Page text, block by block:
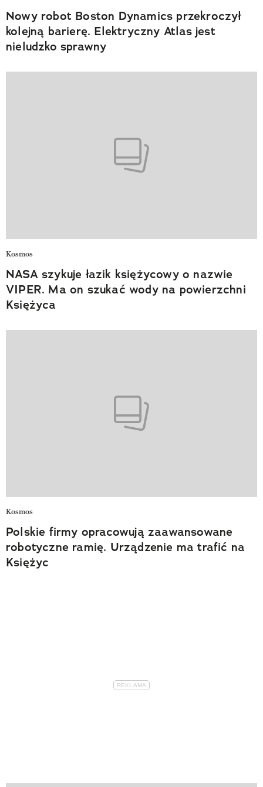
Nowy robot Boston Dynamics przekroczył
kolejną barierę. Elektryczny Atlas jest
nieludzko sprawny
Kosmos
NASA szykuje łazik księżycowy o nazwie
VIPER. Ma on szukać wody na powierzchni
Księżyca
Kosmos
Polskie firmy opracowują zaawansowane
robotyczne ramię. Urządzenie ma trafić na
Księżyc